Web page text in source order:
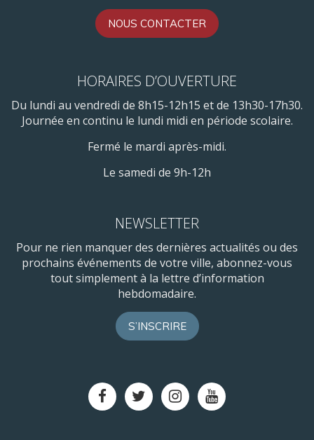
NOUS CONTACTER
HORAIRES D’OUVERTURE
Du lundi au vendredi de 8h15-12h15 et de 13h30-17h30.
Journée en continu le lundi midi en période scolaire.
Fermé le mardi après-midi.
Le samedi de 9h-12h
NEWSLETTER
Pour ne rien manquer des dernières actualités ou des
prochains événements de votre ville, abonnez-vous
tout simplement à la lettre d’information
hebdomadaire.
S’INSCRIRE
Lien
vers
Lien
vers
Lien
vers
Lien
vers